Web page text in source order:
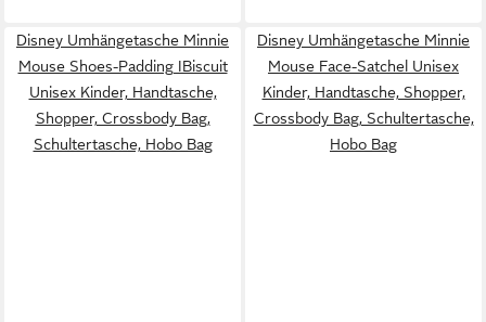
Disney Umhängetasche Minnie
Mouse Shoes-Padding IBiscuit
Unisex Kinder, Handtasche,
Shopper, Crossbody Bag,
Schultertasche, Hobo Bag
Disney Umhängetasche Minnie
Mouse Face-Satchel Unisex
Kinder, Handtasche, Shopper,
Crossbody Bag, Schultertasche,
Hobo Bag